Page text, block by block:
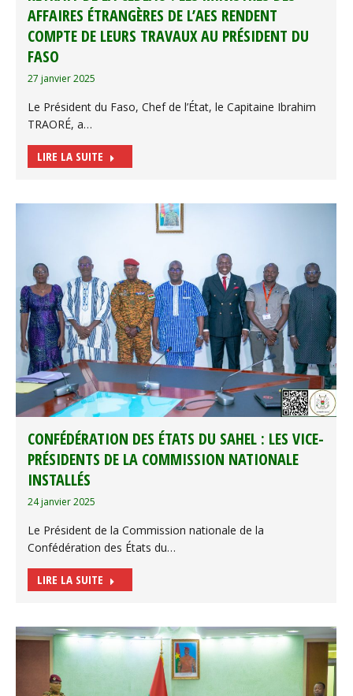
AFFAIRES ÉTRANGÈRES DE L’AES RENDENT
COMPTE DE LEURS TRAVAUX AU PRÉSIDENT DU
FASO
27 janvier 2025
Le Président du Faso, Chef de l’État, le Capitaine Ibrahim
TRAORÉ, a…
LIRE LA SUITE
CONFÉDÉRATION DES ÉTATS DU SAHEL : LES VICE-
PRÉSIDENTS DE LA COMMISSION NATIONALE
INSTALLÉS
24 janvier 2025
Le Président de la Commission nationale de la
Confédération des États du…
LIRE LA SUITE